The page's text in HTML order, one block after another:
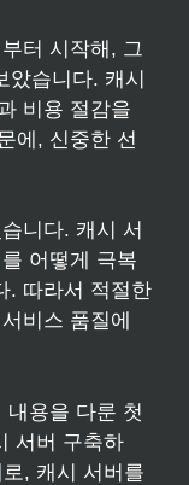
터 시작해, 그
았습니다. 캐시
비용 절감을
에, 신중한 선
니다. 캐시 서
어떻게 극복
. 따라서 적절한
비스 품질에
내용을 다룬 첫
서버 구축하
로, 캐시 서버를